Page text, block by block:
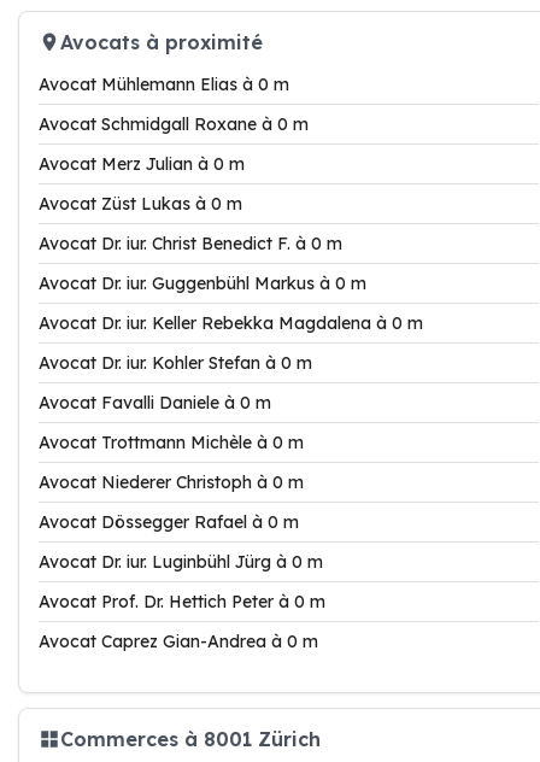
Avocats à proximité
Avocat Mühlemann Elias à 0 m
Avocat Schmidgall Roxane à 0 m
Avocat Merz Julian à 0 m
Avocat Züst Lukas à 0 m
Avocat Dr. iur. Christ Benedict F. à 0 m
Avocat Dr. iur. Guggenbühl Markus à 0 m
Avocat Dr. iur. Keller Rebekka Magdalena à 0 m
Avocat Dr. iur. Kohler Stefan à 0 m
Avocat Favalli Daniele à 0 m
Avocat Trottmann Michèle à 0 m
Avocat Niederer Christoph à 0 m
Avocat Dössegger Rafael à 0 m
Avocat Dr. iur. Luginbühl Jürg à 0 m
Avocat Prof. Dr. Hettich Peter à 0 m
Avocat Caprez Gian-Andrea à 0 m
Commerces à 8001 Zürich